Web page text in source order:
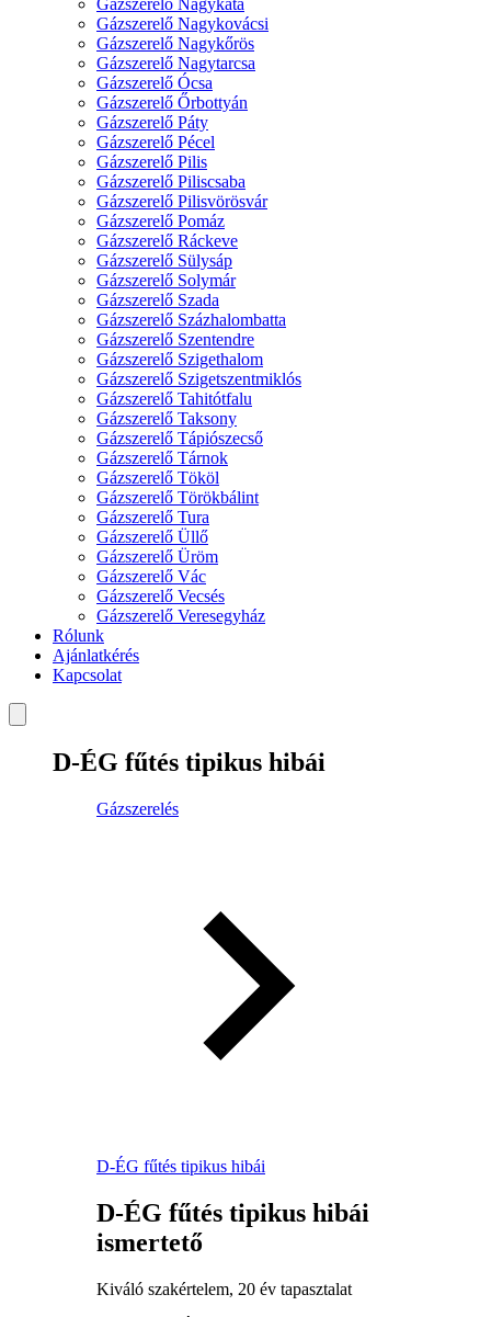
Gázszerelő Nagykáta
Gázszerelő Nagykovácsi
Gázszerelő Nagykőrös
Gázszerelő Nagytarcsa
Gázszerelő Ócsa
Gázszerelő Őrbottyán
Gázszerelő Páty
Gázszerelő Pécel
Gázszerelő Pilis
Gázszerelő Piliscsaba
Gázszerelő Pilisvörösvár
Gázszerelő Pomáz
Gázszerelő Ráckeve
Gázszerelő Sülysáp
Gázszerelő Solymár
Gázszerelő Szada
Gázszerelő Százhalombatta
Gázszerelő Szentendre
Gázszerelő Szigethalom
Gázszerelő Szigetszentmiklós
Gázszerelő Tahitótfalu
Gázszerelő Taksony
Gázszerelő Tápiószecső
Gázszerelő Tárnok
Gázszerelő Tököl
Gázszerelő Törökbálint
Gázszerelő Tura
Gázszerelő Üllő
Gázszerelő Üröm
Gázszerelő Vác
Gázszerelő Vecsés
Gázszerelő Veresegyház
Rólunk
Ajánlatkérés
Kapcsolat
D-ÉG fűtés tipikus hibái
Gázszerelés
D-ÉG fűtés tipikus hibái
D-ÉG fűtés tipikus hibái
ismertető
Kiváló szakértelem, 20 év tapasztalat